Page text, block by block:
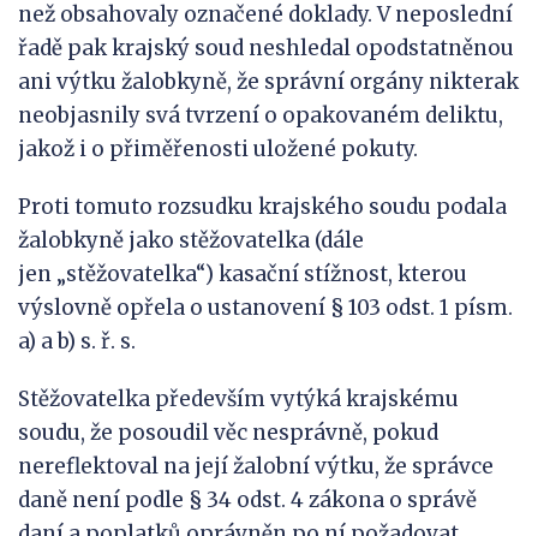
než obsahovaly označené doklady. V neposlední
řadě pak krajský soud neshledal opodstatněnou
ani výtku žalobkyně, že správní orgány nikterak
neobjasnily svá tvrzení o opakovaném deliktu,
jakož i o přiměřenosti uložené pokuty.
Proti tomuto rozsudku krajského soudu podala
žalobkyně jako stěžovatelka (dále
jen „stěžovatelka“) kasační stížnost, kterou
výslovně opřela o ustanovení § 103 odst. 1 písm.
a) a b) s. ř. s.
Stěžovatelka především vytýká krajskému
soudu, že posoudil věc nesprávně, pokud
nereflektoval na její žalobní výtku, že správce
daně není podle § 34 odst. 4 zákona o správě